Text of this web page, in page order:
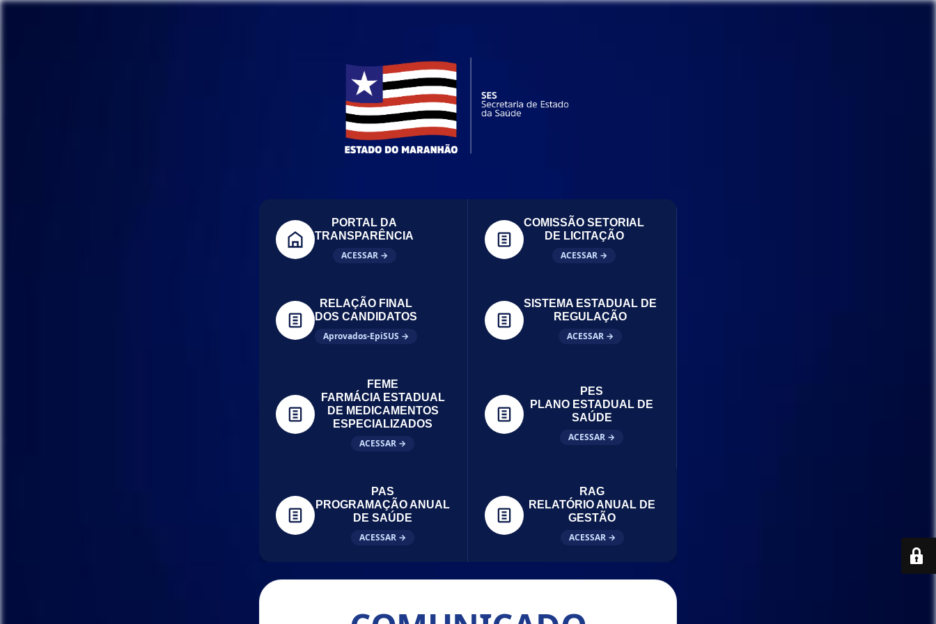
PORTAL DA
TRANSPARÊNCIA
ACESSAR →
COMISSÃO SETORIAL
DE LICITAÇÃO
ACESSAR →
RELAÇÃO FINAL
DOS CANDIDATOS
Aprovados-EpiSUS →
SISTEMA ESTADUAL DE
REGULAÇÃO
ACESSAR →
FEME
FARMÁCIA ESTADUAL
DE MEDICAMENTOS
ESPECIALIZADOS
ACESSAR →
PES
PLANO ESTADUAL DE
SAÚDE
ACESSAR →
PAS
PROGRAMAÇÃO ANUAL
DE SAÚDE
ACESSAR →
RAG
RELATÓRIO ANUAL DE
GESTÃO
ACESSAR →